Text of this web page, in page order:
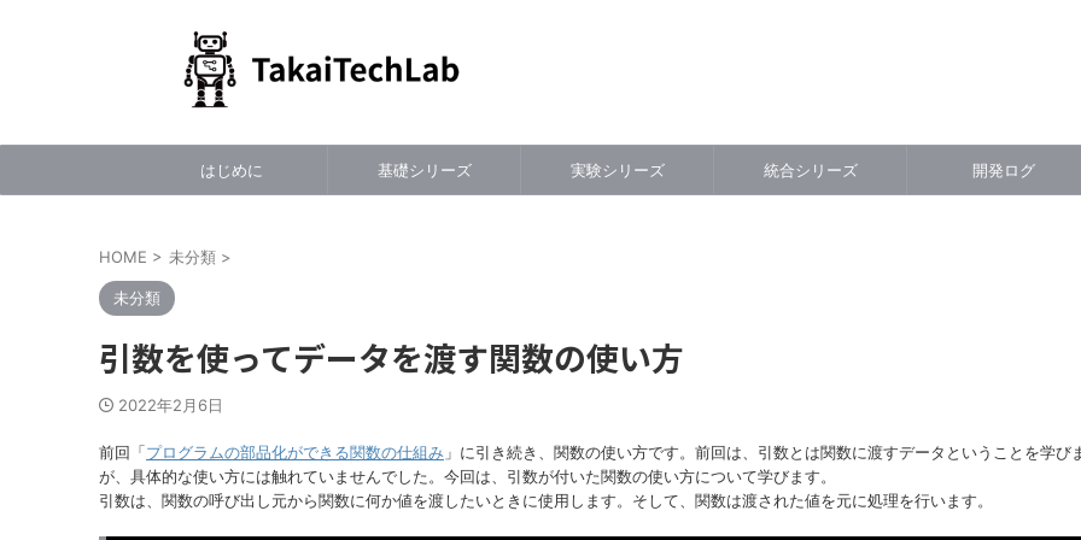
はじめに 基礎シリーズ 実験シリーズ 統合シリーズ 開発ログ
HOME > 未分類 >
未分類
引数を使ってデータを渡す関数の使い方
2022年2月6日
前回「プログラムの部品化ができる関数の仕組み 」に引き続き、関数の使い方です。前回は、引数とは関数に渡すデータということを学び
が、具体的な使い方には触れていませんでした。今回は、引数が付いた関数の使い方について学びます。
引数は、関数の呼び出し元から関数に何か値を渡したいときに使用します。そして、関数は渡された値を元に処理を行います。